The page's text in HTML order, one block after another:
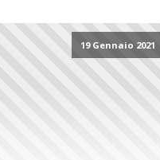
19 Gennaio 2021